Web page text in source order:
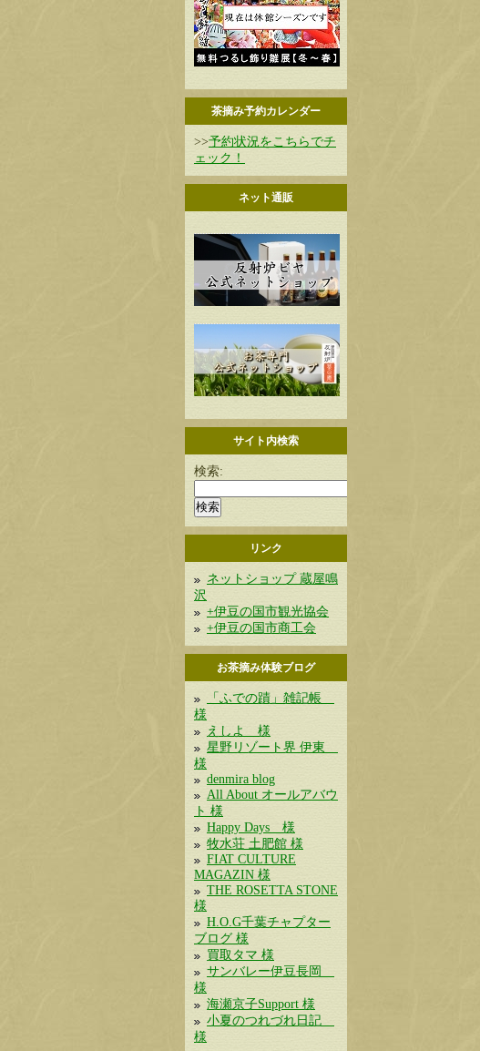
茶摘み予約カレンダー
>>予約状況をこちらでチ
ェック！
ネット通販
サイト内検索
検索:
リンク
ネットショップ 蔵屋鳴
沢
+伊豆の国市観光協会
+伊豆の国市商工会
お茶摘み体験ブログ
「ふでの蹟」雑記帳
様
えしよ 様
星野リゾート界 伊東
様
denmira blog
All About オールアバウ
ト 様
Happy Days 様
牧水荘 土肥館 様
FIAT CULTURE
MAGAZIN 様
THE ROSETTA STONE
様
H.O.G千葉チャプター
ブログ 様
買取タマ 様
サンバレー伊豆長岡
様
海瀬京子Support 様
小夏のつれづれ日記
様